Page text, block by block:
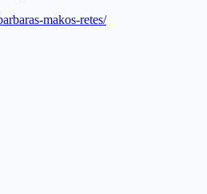
makos-retes/